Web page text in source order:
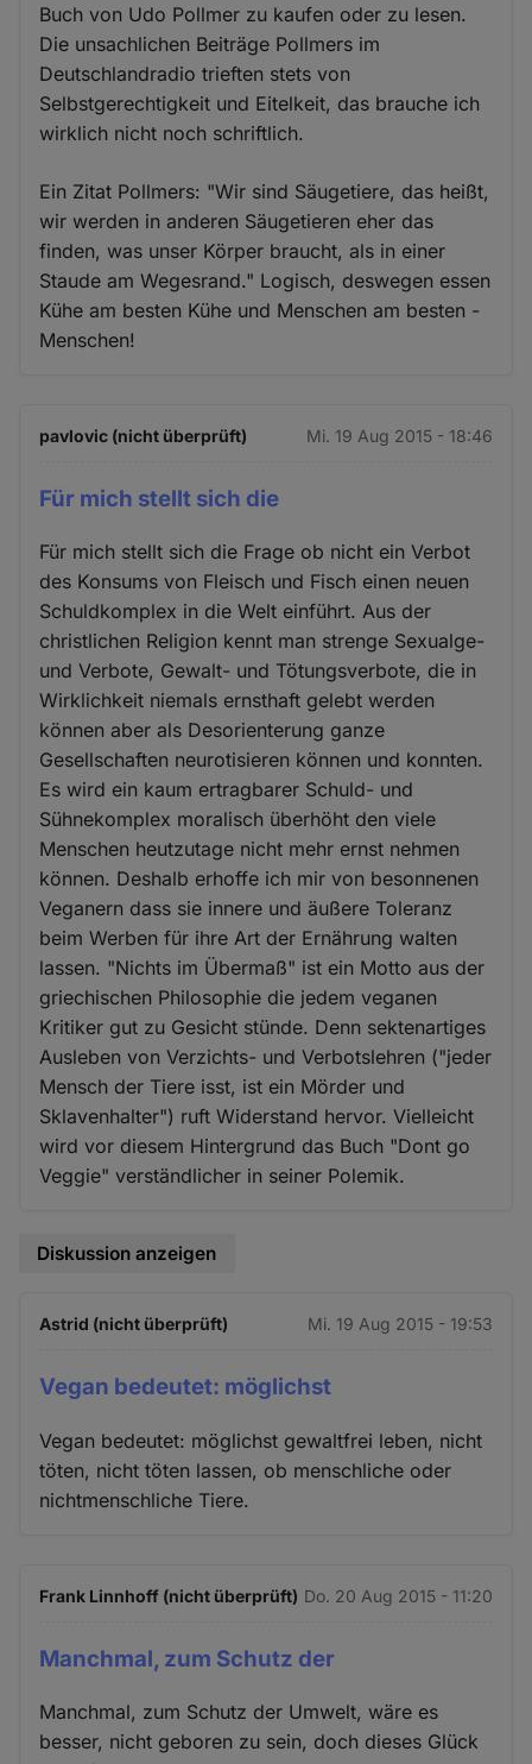
Buch von Udo Pollmer zu kaufen oder zu lesen.
Die unsachlichen Beiträge Pollmers im
Deutschlandradio trieften stets von
Selbstgerechtigkeit und Eitelkeit, das brauche ich
wirklich nicht noch schriftlich.
Ein Zitat Pollmers: "Wir sind Säugetiere, das heißt,
wir werden in anderen Säugetieren eher das
finden, was unser Körper braucht, als in einer
Staude am Wegesrand." Logisch, deswegen essen
Kühe am besten Kühe und Menschen am besten -
Menschen!
pavlovic (nicht überprüft) Mi. 19 Aug 2015 - 18:46
Für mich stellt sich die
Für mich stellt sich die Frage ob nicht ein Verbot
des Konsums von Fleisch und Fisch einen neuen
Schuldkomplex in die Welt einführt. Aus der
christlichen Religion kennt man strenge Sexualge-
und Verbote, Gewalt- und Tötungsverbote, die in
Wirklichkeit niemals ernsthaft gelebt werden
können aber als Desorienterung ganze
Gesellschaften neurotisieren können und konnten.
Es wird ein kaum ertragbarer Schuld- und
Sühnekomplex moralisch überhöht den viele
Menschen heutzutage nicht mehr ernst nehmen
können. Deshalb erhoffe ich mir von besonnenen
Veganern dass sie innere und äußere Toleranz
beim Werben für ihre Art der Ernährung walten
lassen. "Nichts im Übermaß" ist ein Motto aus der
griechischen Philosophie die jedem veganen
Kritiker gut zu Gesicht stünde. Denn sektenartiges
Ausleben von Verzichts- und Verbotslehren ("jeder
Mensch der Tiere isst, ist ein Mörder und
Sklavenhalter") ruft Widerstand hervor. Vielleicht
wird vor diesem Hintergrund das Buch "Dont go
Veggie" verständlicher in seiner Polemik.
Diskussion anzeigen
Astrid (nicht überprüft) Mi. 19 Aug 2015 - 19:53
Vegan bedeutet: möglichst
Vegan bedeutet: möglichst gewaltfrei leben, nicht
töten, nicht töten lassen, ob menschliche oder
nichtmenschliche Tiere.
Frank Linnhoff (nicht überprüft) Do. 20 Aug 2015 - 11:20
Manchmal, zum Schutz der
Manchmal, zum Schutz der Umwelt, wäre es
besser, nicht geboren zu sein, doch dieses Glück